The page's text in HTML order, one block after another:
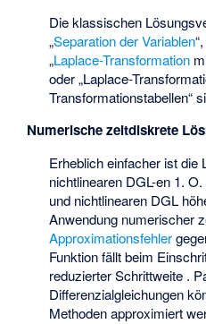
Die klassischen
„Separation der Variablen
„Laplace-Transformation
oder „Laplace-
Transformationstabellen“
Numerische zeitdiskrete
Erheblich einfacher ist die
nichtlinearen DGL-en 1.
und nichtlinearen DGL
Anwendung numerischer
Approximationsfehler
Funktion fällt beim
reduzierter Schrittweite .
Differenzialgleichungen
Methoden approximiert